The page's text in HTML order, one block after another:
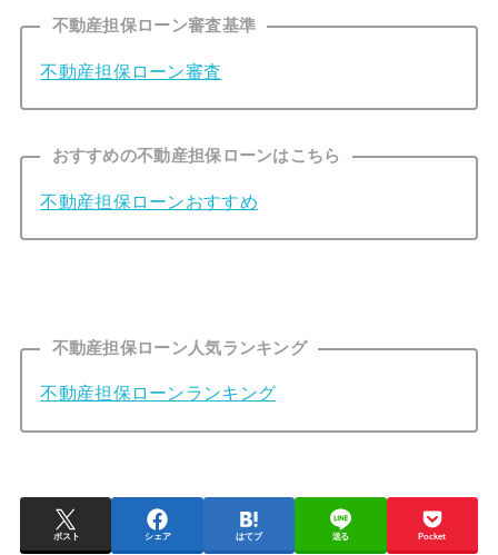
不動産担保ローン審査基準
不動産担保ローン審査
おすすめの不動産担保ローンはこちら
不動産担保ローンおすすめ
不動産担保ローン人気ランキング
不動産担保ローンランキング
ポスト シェア はてブ 送る Pocket